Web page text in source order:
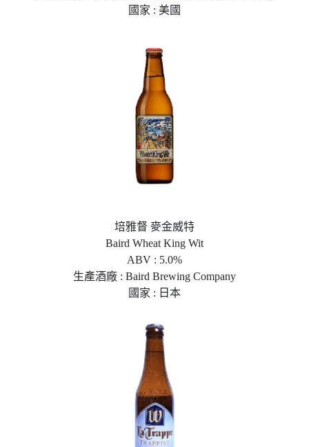
國家 : 美國
培雅督 麥金威特
Baird Wheat King Wit
ABV : 5.0%
生產酒廠 : Baird Brewing Company
國家 : 日本